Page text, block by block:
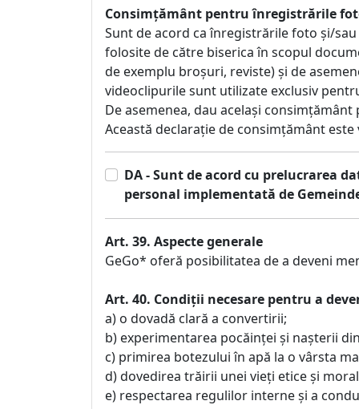
Consimțământ pentru înregistrările
Sunt de acord ca înregistrările foto și/
folosite de către biserica în scopul
de exemplu broșuri, reviste) și de
videoclipurile sunt utilizate exclusiv
De asemenea, dau același
Această declarație de consimțământ
DA - Sunt de acord cu prelucrarea
personal implementată de
Art. 39. Aspecte generale
GeGo* oferă posibilitatea de a deveni
Art. 40. Condiții necesare pentru a
a) o dovadă clară a convertirii;
b) experimentarea pocăinței și naşterii
c) primirea botezului în apă la o vârsta
d) dovedirea trăirii unei vieţi etice şi
e) respectarea regulilor interne şi a